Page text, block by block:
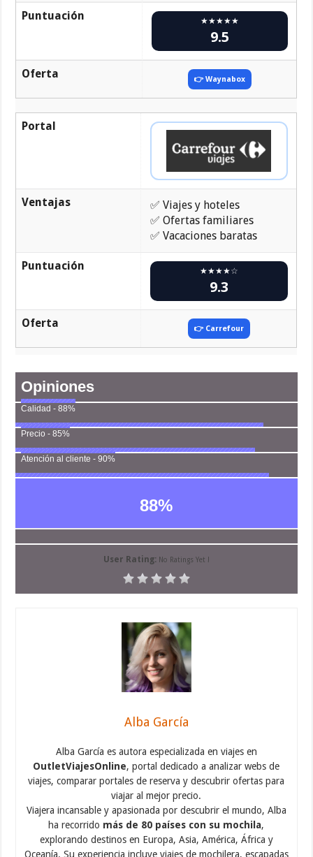
Puntuación ★★★★★
9.5
Oferta 👉 Waynabox
Portal
Ventajas
✅ Viajes y hoteles
✅ Ofertas familiares
✅ Vacaciones baratas
Puntuación ★★★★☆
9.3
Oferta 👉 Carrefour
Opiniones
Calidad - 88%
Precio - 85%
Atención al cliente - 90%
88%
User Rating: No Ratings Yet !
Alba García
Alba García es autora especializada en viajes en
OutletViajesOnline, portal dedicado a analizar webs de
viajes, comparar portales de reserva y descubrir ofertas para
viajar al mejor precio.
Viajera incansable y apasionada por descubrir el mundo, Alba
ha recorrido más de 80 países con su mochila,
explorando destinos en Europa, Asia, América, África y
Oceanía. Su experiencia incluye viajes de mochilera, escapadas